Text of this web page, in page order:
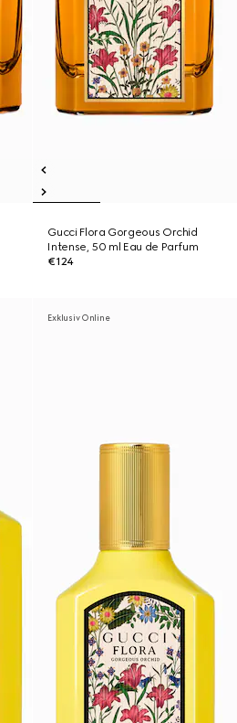
Gucci Flora Gorgeous Orchid
Intense, 50 ml Eau de Parfum
€124
Exklusiv Online